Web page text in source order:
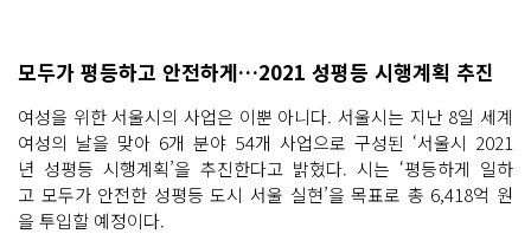
모두가 평등하고 안전하게…2021 성평등 시행계획 추진
여성을 위한 서울시의 사업은 이뿐 아니다. 서울시는 지난 8일 세계
여성의 날을 맞아 6개 분야 54개 사업으로 구성된 ‘서울시 2021
년 성평등 시행계획’을 추진한다고 밝혔다. 시는 ‘평등하게 일하
고 모두가 안전한 성평등 도시 서울 실현’을 목표로 총 6,418억 원
을 투입할 예정이다.